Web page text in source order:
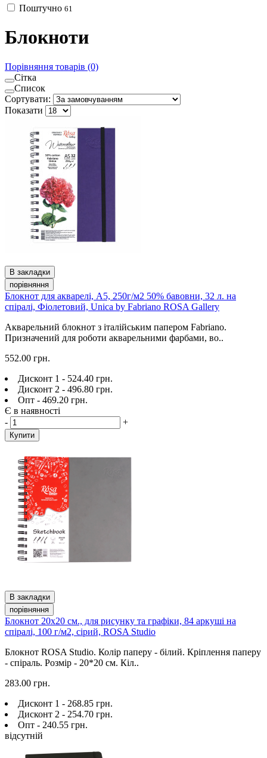
Поштучно 61
Блокноти
Порівняння товарів (0)
Сітка
Список
Сортувати:
Показати
В закладки
порівняння
Блокнот для акварелі, А5, 250г/м2 50% бавовни, 32 л. на
спіралі, Фіолетовий, Unica by Fabriano ROSA Gallery
Акварельний блокнот з італійським папером Fabriano.
Призначений для роботи акварельними фарбами, во..
552.00 грн.
Дисконт 1 - 524.40 грн.
Дисконт 2 - 496.80 грн.
Опт - 469.20 грн.
Є в наявності
-
+
Купити
В закладки
порівняння
Блокнот 20х20 см., для рисунку та графіки, 84 аркуші на
спіралі, 100 г/м2, сірий, ROSA Studio
Блокнот ROSA Studio. Колір паперу - білий. Кріплення паперу
- спіраль. Розмір - 20*20 см. Кіл..
283.00 грн.
Дисконт 1 - 268.85 грн.
Дисконт 2 - 254.70 грн.
Опт - 240.55 грн.
відсутній